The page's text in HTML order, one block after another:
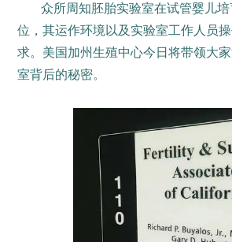
众所周知胚胎实验室在试管婴儿
位，其运作环境以及实验室工作人员
求。美国加州生殖中心今日将带领大
室背后的秘密。